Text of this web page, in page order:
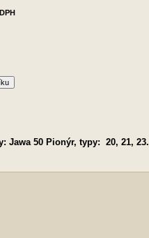
Jawa 50 Pionýr, typy: 20, 21, 23.